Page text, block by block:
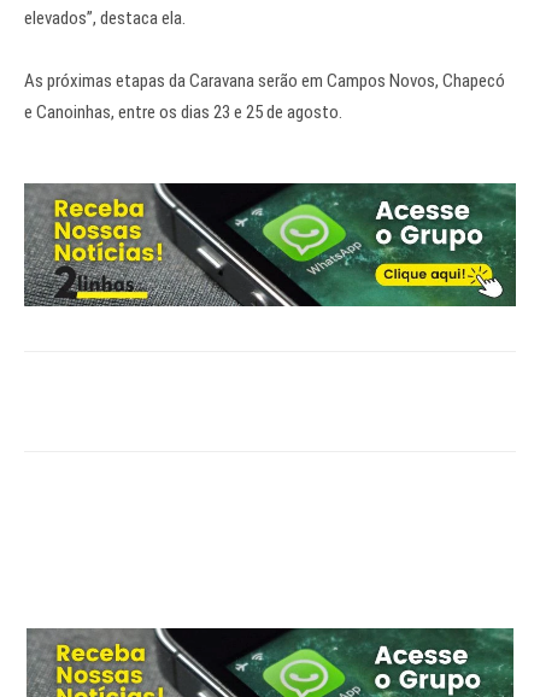
elevados”, destaca ela.
As próximas etapas da Caravana serão em Campos Novos, Chapecó
e Canoinhas, entre os dias 23 e 25 de agosto.